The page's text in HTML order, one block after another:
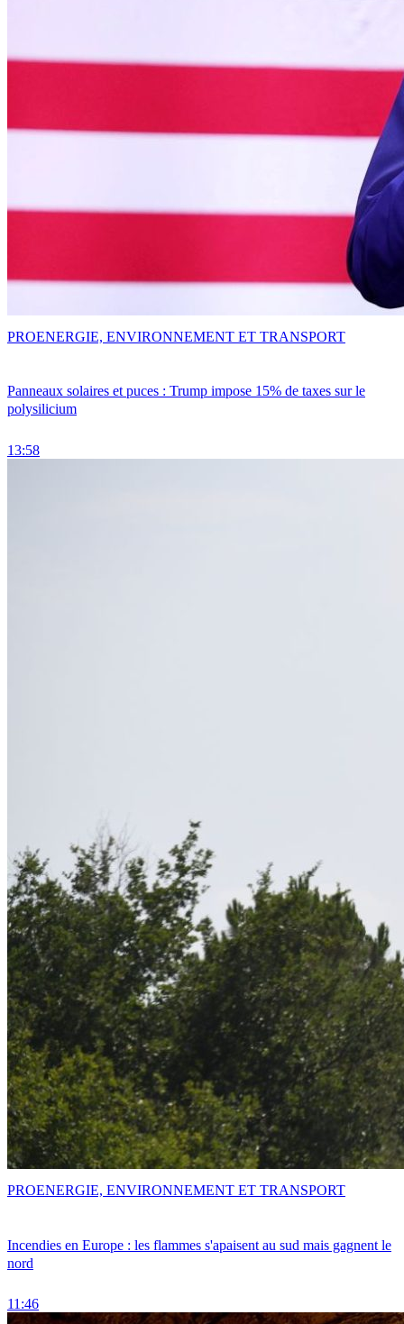
Panneaux solaires et puces : Trump impose 15% de taxes sur le
polysilicium
13:58
PROENERGIE, ENVIRONNEMENT ET TRANSPORT
Incendies en Europe : les flammes s'apaisent au sud mais gagnent le
nord
11:46
PROENERGIE, ENVIRONNEMENT ET TRANSPORT